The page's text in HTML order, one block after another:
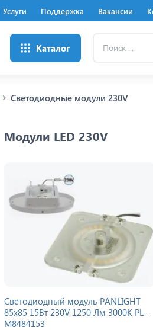
Услуги Поддержка Вакансии
Каталог
Светодиодные модули 230V
Модули LED 230V
Светодиодный модуль PANLIGHT
85x85 15Вт 230V 1250 Лм 3000K PL-
M8484153